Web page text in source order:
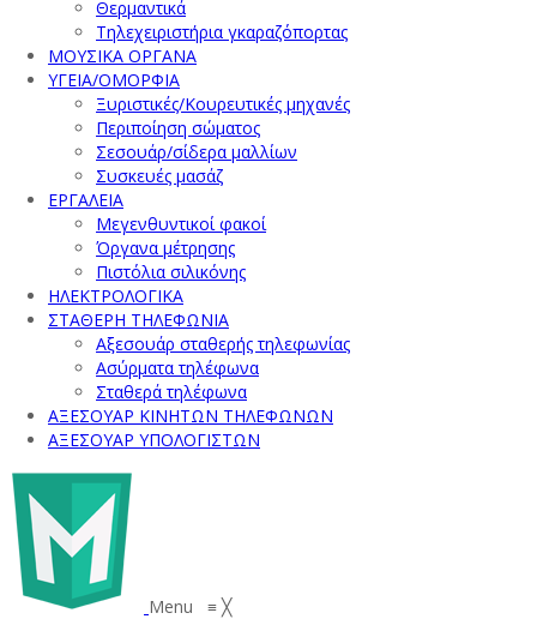
Θερμαντικά
Τηλεχειριστήρια γκαραζόπορτας
ΜΟΥΣΙΚΑ ΟΡΓΑΝΑ
ΥΓΕΙΑ/ΟΜΟΡΦΙΑ
Ξυριστικές/Κουρευτικές μηχανές
Περιποίηση σώματος
Σεσουάρ/σίδερα μαλλίων
Συσκευές μασάζ
ΕΡΓΑΛΕΙΑ
Μεγενθυντικοί φακοί
Όργανα μέτρησης
Πιστόλια σιλικόνης
ΗΛΕΚΤΡΟΛΟΓΙΚΑ
ΣΤΑΘΕΡΗ ΤΗΛΕΦΩΝΙΑ
Αξεσουάρ σταθερής τηλεφωνίας
Ασύρματα τηλέφωνα
Σταθερά τηλέφωνα
ΑΞΕΣΟΥΑΡ ΚΙΝΗΤΩΝ ΤΗΛΕΦΩΝΩΝ
ΑΞΕΣΟΥΑΡ ΥΠΟΛΟΓΙΣΤΩΝ
Menu ≡ ╳